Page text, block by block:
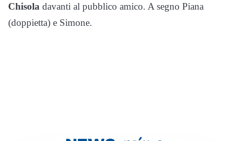
Chisola davanti al pubblico amico. A segno Piana
(doppietta) e Simone.